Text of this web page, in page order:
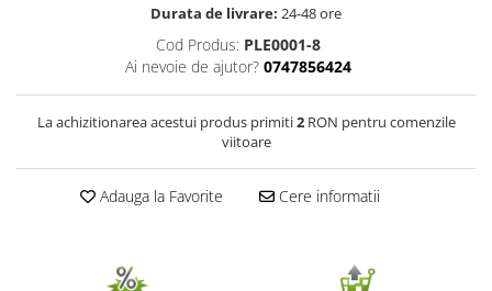
Bulbi de Zantedeschia
Mixuri de Bulbi
Seminte de Flori
Seminte de Legume/Fructe
Durata de livrare: 24-48 ore
Cod Produs: PLE0001-8
Ai nevoie de ajutor? 0747856424
La achizitionarea acestui produs primiti2RON pentru comenzile
viitoare
Adauga la Favorite Cere informatii